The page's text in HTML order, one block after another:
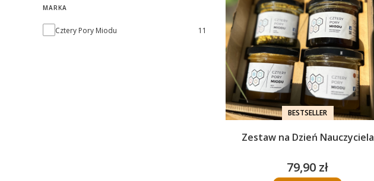
MARKA
MarkaCztery Pory Miodu 11
BESTSELLER
Zestaw na Dzień Nauczyciela
Cena
79,90 zł